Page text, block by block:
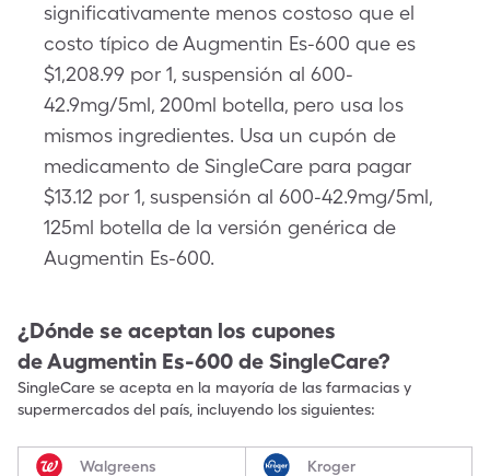
significativamente menos costoso que el
costo típico de Augmentin Es-600 que es
$1,208.99 por 1, suspensión al 600-
42.9mg/5ml, 200ml botella, pero usa los
mismos ingredientes. Usa un cupón de
medicamento de SingleCare para pagar
$13.12 por 1, suspensión al 600-42.9mg/5ml,
125ml botella de la versión genérica de
Augmentin Es-600.
¿Dónde se aceptan los cupones
deAugmentin Es-600 de SingleCare?
SingleCare se acepta en la mayoría de las farmacias y
supermercados del país, incluyendo los siguientes:
Walgreens Kroger